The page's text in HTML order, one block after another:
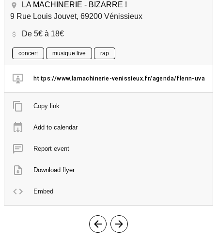
LA MACHINERIE - BIZARRE !
9 Rue Louis Jouvet, 69200 Vénissieux
De 5€ à 18€
concert musique live rap
https://www.lamachinerie-venissieux.fr/agenda/flenn-uva
Copy link
Add to calendar
Report event
Download flyer
Embed